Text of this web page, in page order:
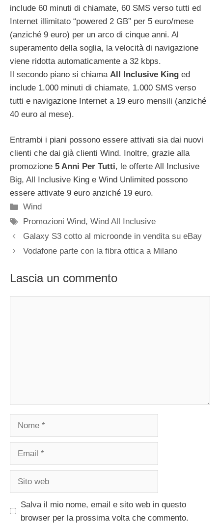
include 60 minuti di chiamate, 60 SMS verso tutti ed
Internet illimitato “powered 2 GB” per 5 euro/mese
(anziché 9 euro) per un arco di cinque anni. Al
superamento della soglia, la velocità di navigazione
viene ridotta automaticamente a 32 kbps.
Il secondo piano si chiama All Inclusive King ed
include 1.000 minuti di chiamate, 1.000 SMS verso
tutti e navigazione Internet a 19 euro mensili (anziché
40 euro al mese).
Entrambi i piani possono essere attivati sia dai nuovi
clienti che dai già clienti Wind. Inoltre, grazie alla
promozione 5 Anni Per Tutti, le offerte All Inclusive
Big, All Inclusive King e Wind Unlimited possono
essere attivate 9 euro anziché 19 euro.
Categorie
Wind
Tag
Promozioni Wind,Wind All Inclusive
Galaxy S3 cotto al microonde in vendita su eBay
Vodafone parte con la fibra ottica a Milano
Lascia un commento
Nome
Email
Sito
Salva il mio nome, email e sito web in questo
browser per la prossima volta che commento.